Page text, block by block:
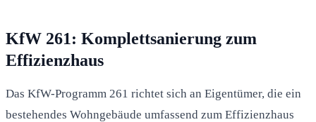
KfW 261: Komplettsanierung zum
Effizienzhaus
Das KfW-Programm 261 richtet sich an Eigentümer, die ein
bestehendes Wohngebäude umfassend zum Effizienzhaus